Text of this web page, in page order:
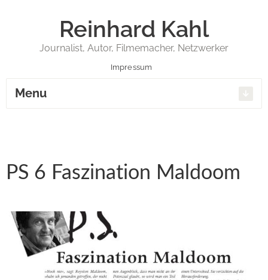
Reinhard Kahl
Journalist, Autor, Filmemacher, Netzwerker
Impressum
Menu
PS 6 Faszination Maldoom